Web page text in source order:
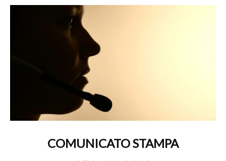
COMUNICATO STAMPA